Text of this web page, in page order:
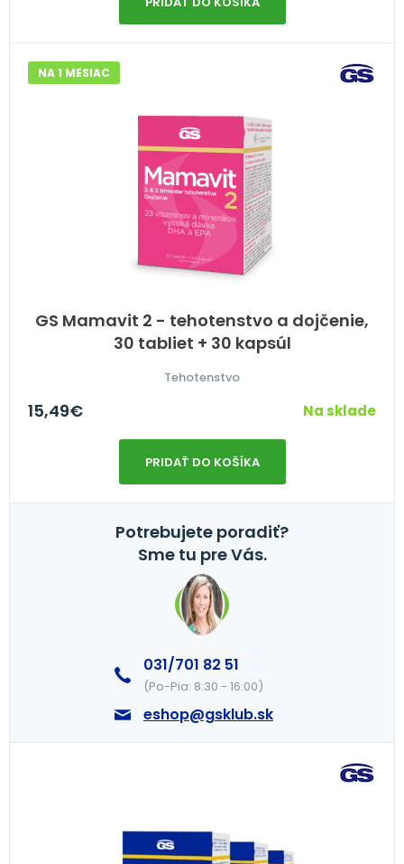
GS Mamavit 2 - tehotenstvo a dojčenie,
30 tabliet + 30 kapsúl
NA 1 MESIAC
Tehotenstvo
15,49€ Na sklade
PRIDAŤ DO KOŠÍKA
Potrebujete poradiť?
Sme tu pre Vás.
031/701 82 51
(Po-Pia: 8:30 - 16:00)
eshop@gsklub.sk